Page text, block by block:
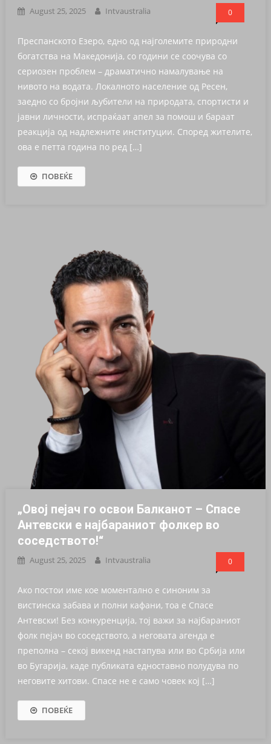
August 25, 2025 Intvaustralia 0
Преспанското Езеро, едно од најголемите природни
богатства на Македонија, со години се соочува со
сериозен проблем – драматично намалување на
нивото на водата. Локалното население од Ресен,
заедно со бројни љубители на природата, спортисти и
јавни личности, испраќаат апел за помош и бараат
реакција од надлежните институции. Според жителите,
ова е петта година по ред […]
ПОВЕЌЕ
„Овој пејач го освои Балканот – Спасе
Антевски е најбараниот фолкер во
соседството!“
August 25, 2025 Intvaustralia 0
Ако постои име кое моментално е синоним за
вистинска забава и полни кафани, тоа е Спасе
Антевски! Без конкуренција, тој важи за најбараниот
фолк пејач во соседството, а неговата агенда е
преполна – секој викенд настапува или во Србија или
во Бугарија, каде публиката едноставно полудува по
неговите хитови. Спасе не е само човек кој […]
ПОВЕЌЕ